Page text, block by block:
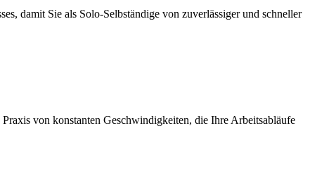
damit Sie als Solo-Selbständige von zuverlässiger und schneller
von konstanten Geschwindigkeiten, die Ihre Arbeitsabläufe